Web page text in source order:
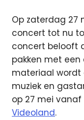
Op zaterdag 27
concert tot nu
concert belooft
pakken met
materiaal wordt
muziek en
op 27 mei
Videoland.